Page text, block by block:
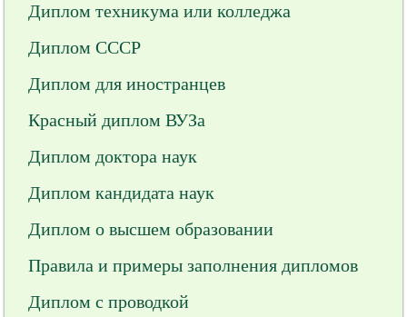
Диплом техникума или колледжа
Диплом СССР
Диплом для иностранцев
Красный диплом ВУЗа
Диплом доктора наук
Диплом кандидата наук
Диплом о высшем образовании
Правила и примеры заполнения дипломов
Диплом с проводкой